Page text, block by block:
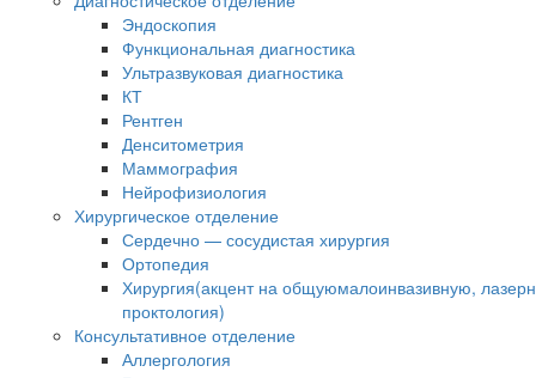
Эндоскопия
Функциональная диагностика
Ультразвуковая диагностика
КТ
Рентген
Денситометрия
Маммография
Нейрофизиология
Хирургическое отделение
Сердечно — сосудистая хирургия
Ортопедия
Хирургия(акцент на общуюмалоинвазивную,
проктология)
Консультативное отделение
Аллергология